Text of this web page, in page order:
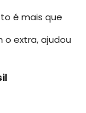
é mais que
o extra, ajudou